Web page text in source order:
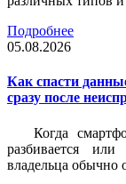
Подробнее
05.08.2026
Как спасти
сразу после
Когда
разбивается
владельца обычно